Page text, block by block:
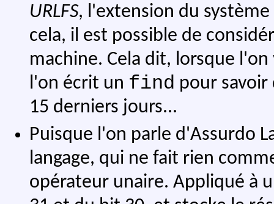
URLFS, l'extension du
cela, il est possible de
machine. Cela dit, lorsque
l'on écrit un find pour savoir
15 derniers jours...
Puisque l'on parle d'Assurdo
langage, qui ne fait rien
opérateur unaire. Appliqué à